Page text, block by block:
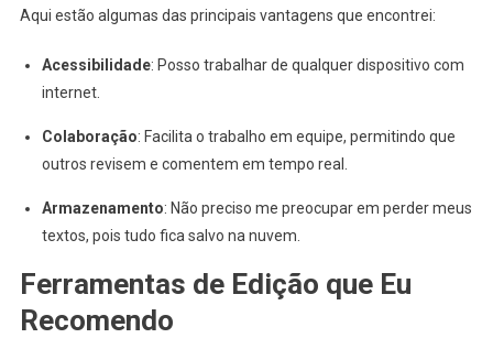
Aqui estão algumas das principais vantagens que encontrei:
Acessibilidade: Posso trabalhar de qualquer dispositivo com
internet.
Colaboração: Facilita o trabalho em equipe, permitindo que
outros revisem e comentem em tempo real.
Armazenamento: Não preciso me preocupar em perder meus
textos, pois tudo fica salvo na nuvem.
Ferramentas de Edição que Eu
Recomendo